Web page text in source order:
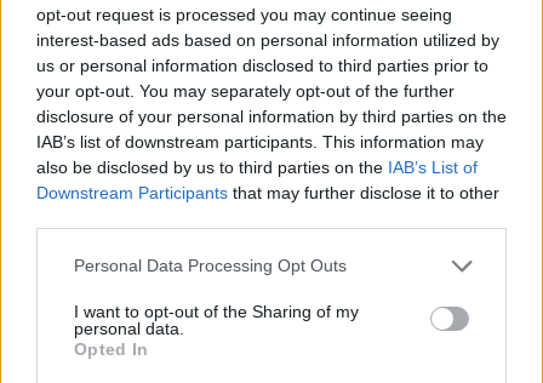
opt-out request is processed you may continue seeing
interest-based ads based on personal information utilized by
us or personal information disclosed to third parties prior to
your opt-out. You may separately opt-out of the further
disclosure of your personal information by third parties on the
IAB’s list of downstream participants. This information may
also be disclosed by us to third parties on the IAB’s List of
Downstream Participants that may further disclose it to other
Personal Data Processing Opt Outs
I want to opt-out of the Sharing of my
personal data.
Opted In